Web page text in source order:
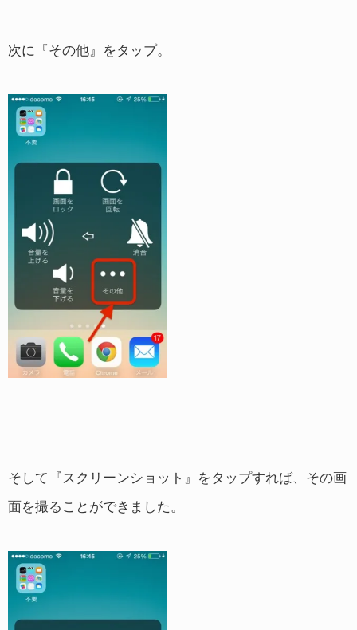
次に『その他』をタップ。
そして『スクリーンショット』をタップすれば、その画
面を撮ることができました。